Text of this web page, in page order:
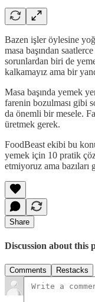
Bazen işler öylesine
masa başından
sorunlardan biri de
kalkamayız ama bir
Masa başında yemek
farenin bozulması gibi
da önemli bir mesele.
üretmek gerek.
FoodBeast ekibi bu
yemek için 10 pratik
etmiyoruz ama
Share
Discussion about this
Comments Restacks